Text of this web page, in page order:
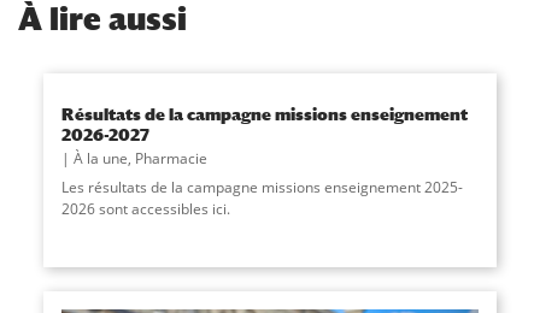
À lire aussi
Résultats de la campagne missions enseignement
2026-2027
À la une, Pharmacie
Les résultats de la campagne missions enseignement 2025-
2026 sont accessibles ici.